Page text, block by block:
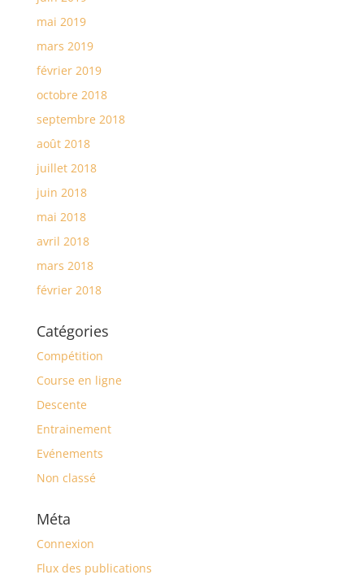
mai 2019
mars 2019
février 2019
octobre 2018
septembre 2018
août 2018
juillet 2018
juin 2018
mai 2018
avril 2018
mars 2018
février 2018
Catégories
Compétition
Course en ligne
Descente
Entrainement
Evénements
Non classé
Méta
Connexion
Flux des publications